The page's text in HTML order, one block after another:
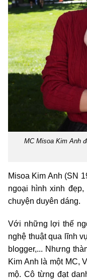
MC Misoa Kim Anh
Misoa Kim Anh (SN
ngoại hình xinh
chuyện duyên dáng.
Với những lợi thế
nghệ thuật qua lĩnh
blogger,... Nhưng
Kim Anh là một MC,
mộ. Cô từng đạt